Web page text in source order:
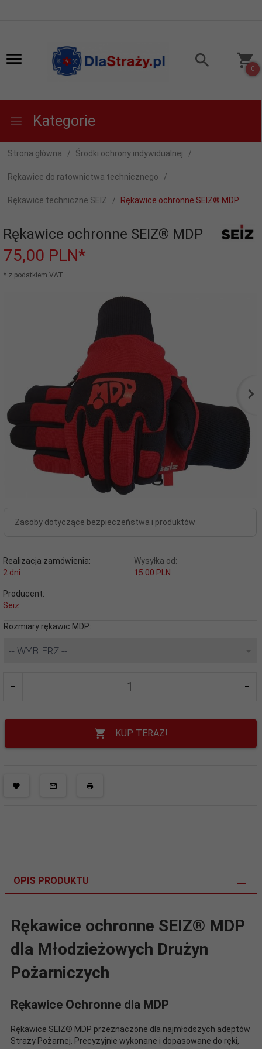
0
Kategorie
Strona główna Środki ochrony indywidualnej
Rękawice do ratownictwa technicznego
Rękawice techniczne SEIZ Rękawice ochronne SEIZ® MDP
Rękawice ochronne SEIZ® MDP
75,00 PLN*
* z podatkiem VAT
Zasoby dotyczące bezpieczeństwa i produktów
Realizacja zamówienia:
2 dni
Wysyłka od:
15.00 PLN
Producent:
Seiz
Rozmiary rękawic MDP:
-- WYBIERZ --
KUP TERAZ!
OPIS PRODUKTU
Rękawice ochronne SEIZ® MDP
dla Młodzieżowych Drużyn
Pożarniczych
Rękawice Ochronne dla MDP
Rękawice SEIZ® MDP przeznaczone dla najmłodszych adeptów
Straży Pożarnej. Precyzyjnie wykonane i dopasowane do ręki,